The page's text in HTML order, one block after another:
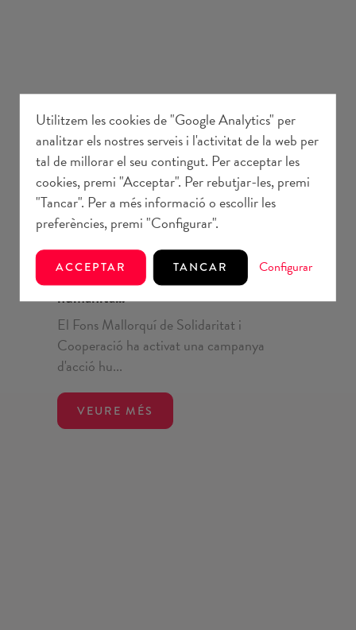
Comunicació 3 juliol 2026
El Fons impulsa una campanya d'acció
humanità...
El Fons Mallorquí de Solidaritat i
Cooperació ha activat una campanya
d'acció hu...
VEURE MÉS
Utilitzem les cookies de "Google Analytics" per
analitzar els nostres serveis i l'activitat de la web per
tal de millorar el seu contingut. Per acceptar les
cookies, premi "Acceptar". Per rebutjar-les, premi
"Tancar". Per a més informació o escollir les
preferències, premi "Configurar".
ACCEPTAR TANCAR Configurar